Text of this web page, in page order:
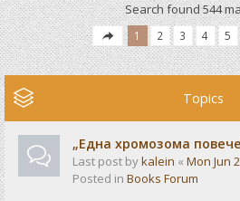
Search found 544
1 2 3 4 5
Topics
„Една хромозома
Last post bykalein « Mon Jun
Posted in Books Forum